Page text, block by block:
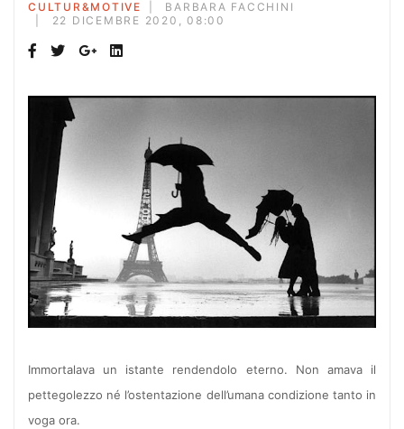
CULTUR&MOTIVE
BARBARA FACCHINI
22 DICEMBRE 2020, 08:00
Immortalava un istante rendendolo eterno. Non amava il
pettegolezzo né l’ostentazione dell’umana condizione tanto in
voga ora.